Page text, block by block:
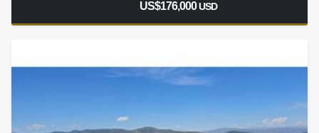
US$176,000USD